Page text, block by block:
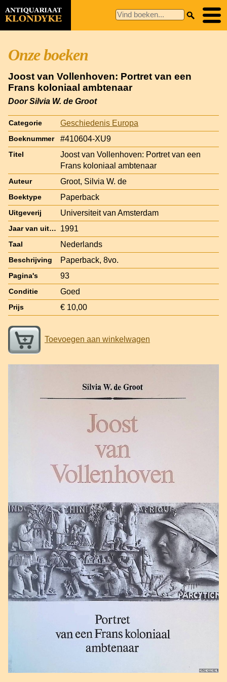
Onze boeken
Joost van Vollenhoven: Portret van een
Frans koloniaal ambtenaar
Door Silvia W. de Groot
Categorie Geschiedenis Europa
Boeknummer #410604-XU9
Titel
Joost van Vollenhoven: Portret van een
Frans koloniaal ambtenaar
Auteur Groot, Silvia W. de
Boektype Paperback
Uitgeverij Universiteit van Amsterdam
Jaar van uitgave 1991
Taal Nederlands
Beschrijving Paperback, 8vo.
Pagina's 93
Conditie Goed
Prijs € 10,00
Toevoegen aan winkelwagen